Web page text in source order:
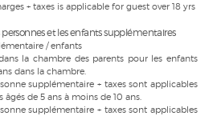
+ taxes is applicable for guest over 18 yrs
personnes et les enfants supplémentaires
/ enfants
la chambre des parents pour les enfants
dans la chambre.
supplémentaire + taxes sont applicables
âgés de 5 ans à moins de 10 ans.
supplémentaire + taxes sont applicables